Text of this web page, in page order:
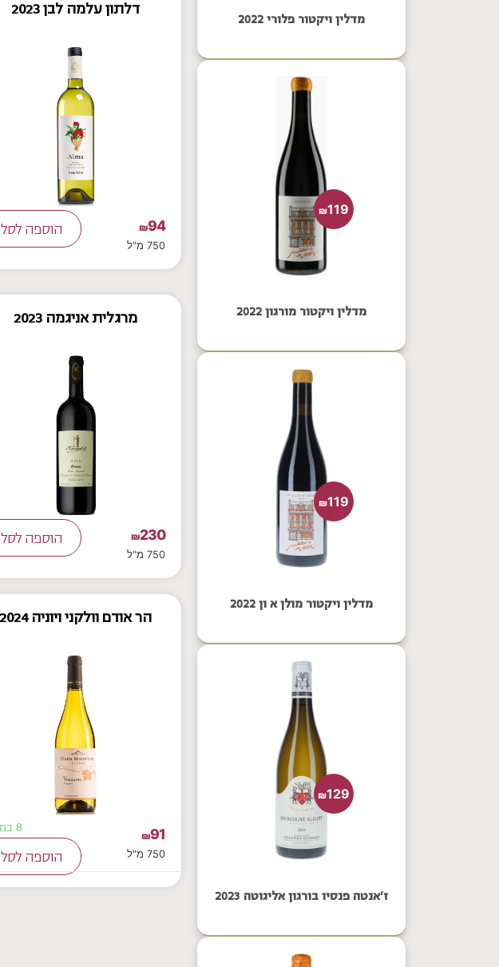
מדלין ויקטור פלורי 2022
מדלין ויקטור מורגון 2022
₪119
מדלין ויקטור מולן א ון 2022
₪119
ז'אנטה פנסיו בורגון אליגוטה 2023
₪129
דלתון עלמה לבן 2023
₪94
750 מ"ל
הוספה לסל
מרגלית אניגמה 2023
₪230
750 מ"ל
הוספה לסל
הר אודם וולקני ויוניה 2024
₪91
750 מ"ל
8 במלאי
הוספה לסל